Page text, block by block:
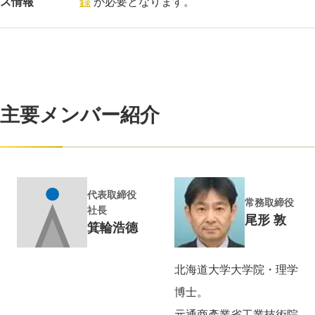
主要メンバー紹介
代表取締役
社長
箕輪浩德
常務取締役
尾形 敦
北海道大学大学院・理学
博士。